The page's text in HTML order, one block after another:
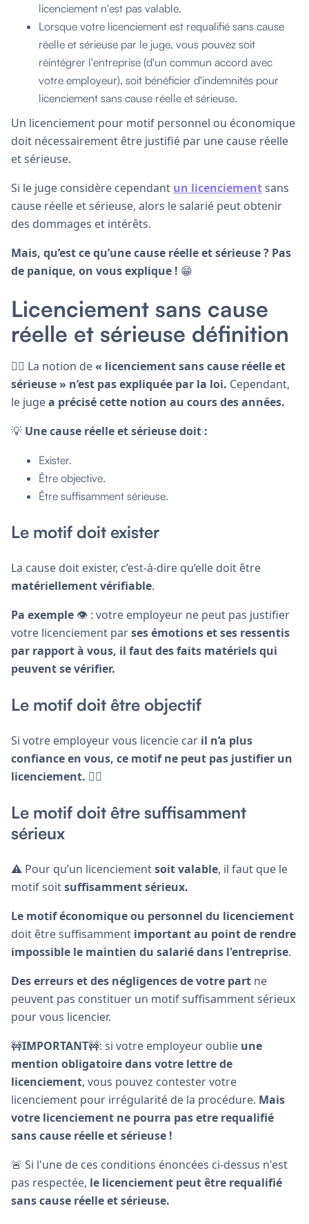
licenciement n'est pas valable.
Lorsque votre licenciement est requalifié sans cause
réelle et sérieuse par le juge, vous pouvez soit
réintégrer l'entreprise (d'un commun accord avec
votre employeur), soit bénéficier d'indemnités pour
licenciement sans cause réelle et sérieuse.
Un licenciement pour motif personnel ou économique
doit nécessairement être justifié par une cause réelle
et sérieuse.
Si le juge considère cependant un licenciementsans
cause réelle et sérieuse, alors le salarié peut obtenir
des dommages et intérêts.
Mais, qu’est ce qu’une cause réelle et sérieuse ? Pas
de panique, on vous explique ! 😁
Licenciement sans cause
réelle et sérieuse définition
🕵️‍♂️ La notion de« licenciement sans cause réelle et
sérieuse » n’est pas expliquée par la loi. Cependant,
le jugea précisé cette notion au cours des années.
💡 Une cause réelle et sérieuse doit :
Exister.
Être objective.
Être suffisamment sérieuse.
Le motif doit exister
La cause doit exister, c’est-à-dire qu’elle doit être
matériellement vérifiable.
Pa exemple 👁 : votre employeur ne peut pas justifier
votre licenciement parses émotions et ses ressentis
par rapport à vous, il faut des faits matériels qui
peuvent se vérifier.
Le motif doit être objectif
Si votre employeur vous licencie car il n’a plus
confiance en vous, ce motif ne peut pas justifier un
licenciement. 🙅‍♀️
Le motif doit être suffisamment
sérieux
⚠️ Pour qu’un licenciementsoit valable, il faut que le
motif soitsuffisamment sérieux.
Le motif économique ou personnel du licenciement
doit être suffisamment important au point de rendre
impossible le maintien du salarié dans l'entreprise.
Des erreurs et des négligences de votre part ne
peuvent pas constituer un motif suffisamment sérieux
pour vous licencier.
🚧IMPORTANT🚧: si votre employeur oublie une
mention obligatoire dans votre lettre de
licenciement, vous pouvez contester votre
licenciement pour irrégularité de la procédure. Mais
votre licenciement ne pourra pas etre requalifié
sans cause réelle et sérieuse !
🚨 Si l'une de ces conditions énoncées ci-dessus n'est
pas respectée, le licenciement peut être requalifié
sans cause réelle et sérieuse.